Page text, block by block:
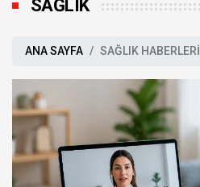
SAĞLIK
ANA SAYFA SAĞLIK HABERLERİ